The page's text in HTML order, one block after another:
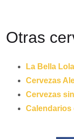
Otras
La Bella Lola
Cervezas
Cervezas
Calendarios